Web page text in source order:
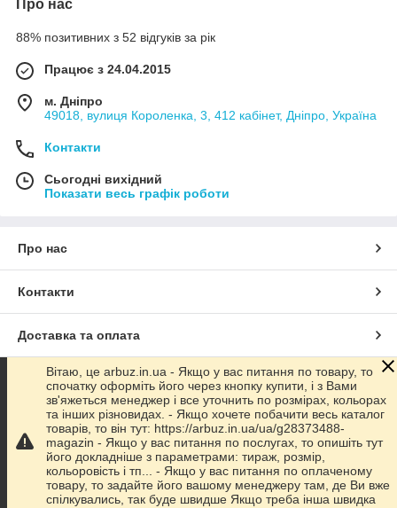
Про нас
88% позитивних з 52 відгуків за рік
Працює з 24.04.2015
м. Дніпро
49018, вулиця Короленка, 3, 412 кабінет, Дніпро, Україна
Контакти
Сьогодні вихідний
Показати весь графік роботи
Про нас
Контакти
Доставка та оплата
Графік роботи
Повна версія сайту
Сайт створено на маркетплейсіProm.ua
Вітаю, це arbuz.in.ua - Якщо у вас питання по товару, то
спочатку оформіть його через кнопку купити, і з Вами
зв'яжеться менеджер і все уточнить по розмірах, кольорах
та інших різновидах. - Якщо хочете побачити весь каталог
товарів, то він тут: https://arbuz.in.ua/ua/g28373488-
magazin - Якщо у вас питання по послугах, то опишіть тут
його докладніше з параметрами: тираж, розмір,
кольоровість і тп... - Якщо у вас питання по оплаченому
товару, то задайте його вашому менеджеру там, де Ви вже
спілкувались, так буде швидше Якщо треба інша швидка